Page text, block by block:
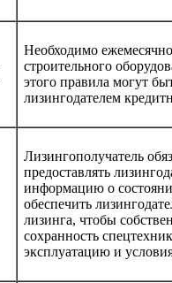
Необходимо
строительного
этого правила могут
лизингодателем
Лизингополучатель
предоставлять
информацию о
обеспечить
лизинга, чтобы
сохранность
эксплуатацию и